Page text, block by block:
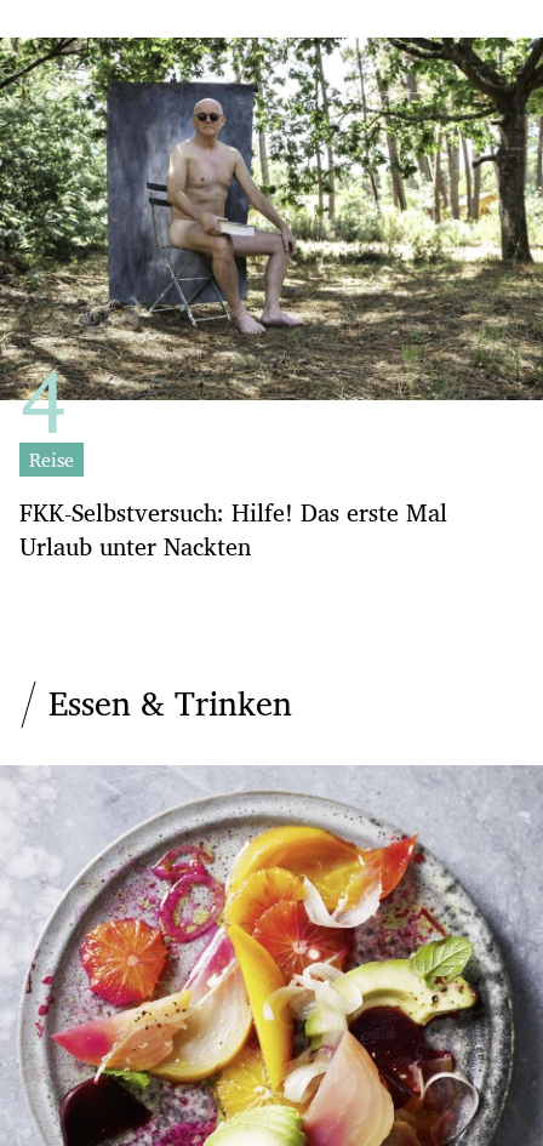
Reise
FKK-Selbstversuch: Hilfe! Das erste Mal
Urlaub unter Nackten
Essen & Trinken